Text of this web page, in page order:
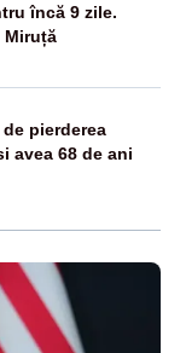
încă 9 zile.
Miruță
pierderea
avea 68 de ani